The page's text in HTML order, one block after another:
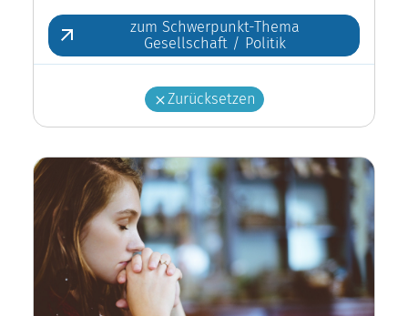
zum Schwerpunkt-Thema
Gesellschaft / Politik
Zurücksetzen